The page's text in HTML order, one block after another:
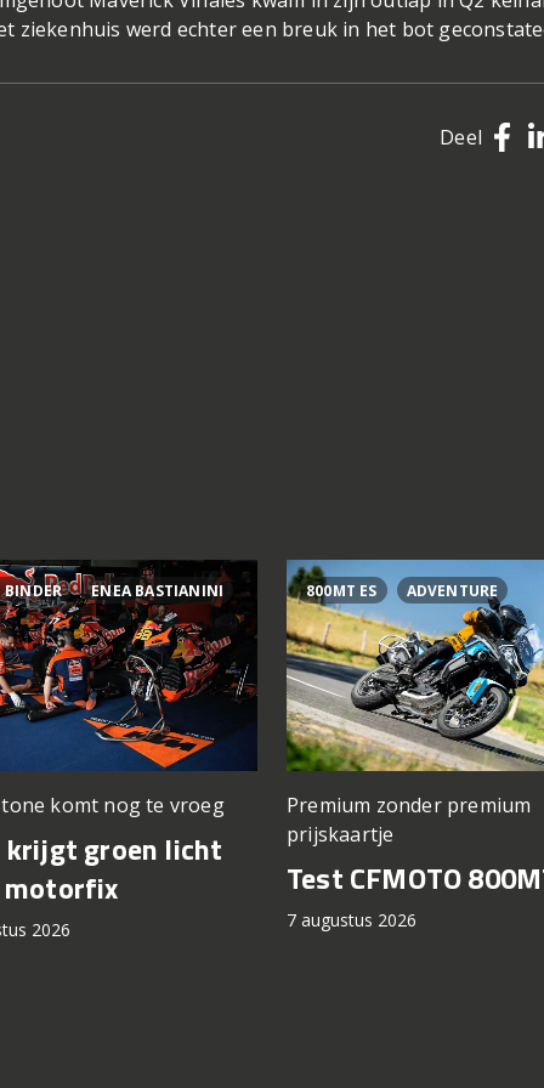
ziekenhuis werd echter een breuk in het bot
Deel
BINDER ENEA BASTIANINI
komt nog te vroeg
krijgt groen licht
2026
800MT ES ADVENTURE
Premium zonder premium
prijskaartje
Test CFMOTO
7 augustus 2026